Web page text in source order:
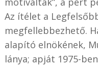
Az ítélet a
megfellebbezhető.
alapító elnökének,
lánya; apját 1975-